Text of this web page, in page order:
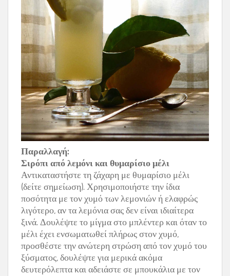
Παραλλαγή:
Σιρόπι από λεμόνι και θυμαρίσιο μέλι
Αντικαταστήστε τη ζάχαρη με θυμαρίσιο μέλι
(δείτε σημείωση). Χρησιμοποιήστε την ίδια
ποσότητα με τον χυμό των λεμονιών ή ελαφρώς
λιγότερο, αν τα λεμόνια σας δεν είναι ιδιαίτερα
ξινά. Δουλέψτε το μίγμα στο μπλέντερ και όταν το
μέλι έχει ενσωματωθεί πλήρως στον χυμό,
προσθέστε την ανώτερη στρώση από τον χυμό του
ξύσματος, δουλέψτε για μερικά ακόμα
δευτερόλεπτα και αδειάστε σε μπουκάλια με τον